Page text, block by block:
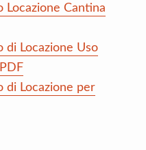
Locazione Cantina
di Locazione Uso
di Locazione per